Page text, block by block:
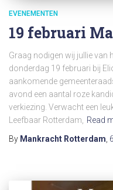
EVENEMENTEN
19 februari
Graag nodigen wij jullie van
donderdag 19 februari bij
aankomende
avond een aantal roze
verkiezing. Verwacht een
Leefbaar Rotterdam, Read
By Mankracht Rotterdam,